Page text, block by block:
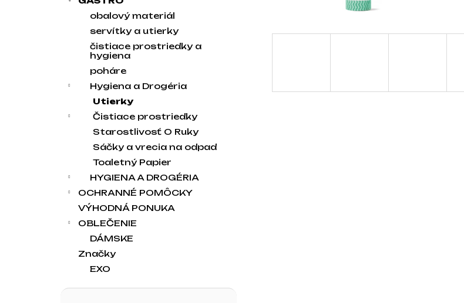
obalový materiál
servítky a utierky
čistiace prostriedky a
hygiena
poháre
Hygiena a Drogéria
Utierky
Čistiace prostriedky
Starostlivosť O Ruky
Sáčky a vrecia na odpad
Toaletný Papier
HYGIENA A DROGÉRIA
OCHRANNÉ POMÔCKY
VÝHODNÁ PONUKA
OBLEČENIE
DÁMSKE
Značky
EXO